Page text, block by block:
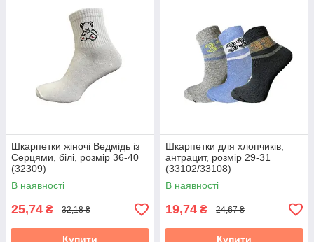
Шкарпетки жіночі Ведмідь із
Серцями, білі, розмір 36-40
(32309)
В наявності
25,74 ₴ 32,18 ₴
Купити
Шкарпетки для хлопчиків,
антрацит, розмір 29-31
(33102/33108)
В наявності
19,74 ₴ 24,67 ₴
Купити